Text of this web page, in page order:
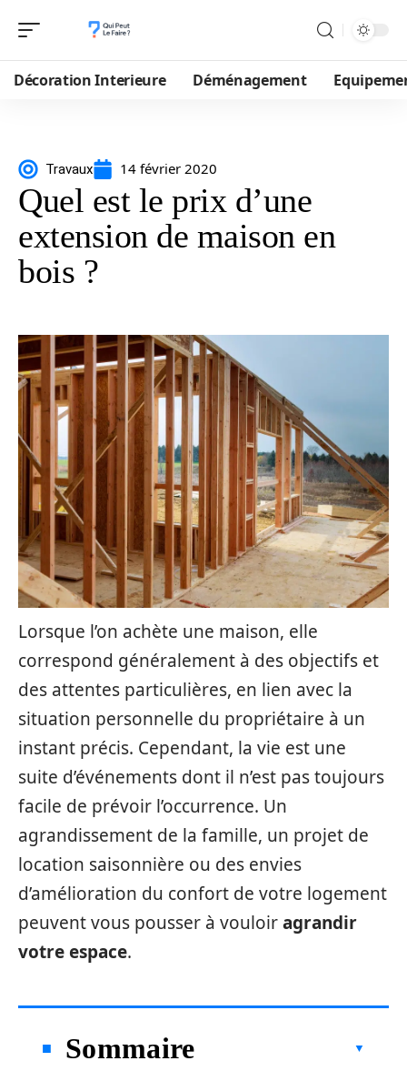
Décoration Interieure Déménagement
Travaux 14 février 2020
Quel est le prix d’une
extension de maison en
bois ?
Lorsque l’on achète une maison, elle
correspond généralement à des objectifs et
des attentes particulières, en lien avec la
situation personnelle du propriétaire à un
instant précis. Cependant, la vie est une
suite d’événements dont il n’est pas toujours
facile de prévoir l’occurrence. Un
agrandissement de la famille, un projet de
location saisonnière ou des envies
d’amélioration du confort de votre logement
peuvent vous pousser à vouloiragrandir
votre espace.
Sommaire